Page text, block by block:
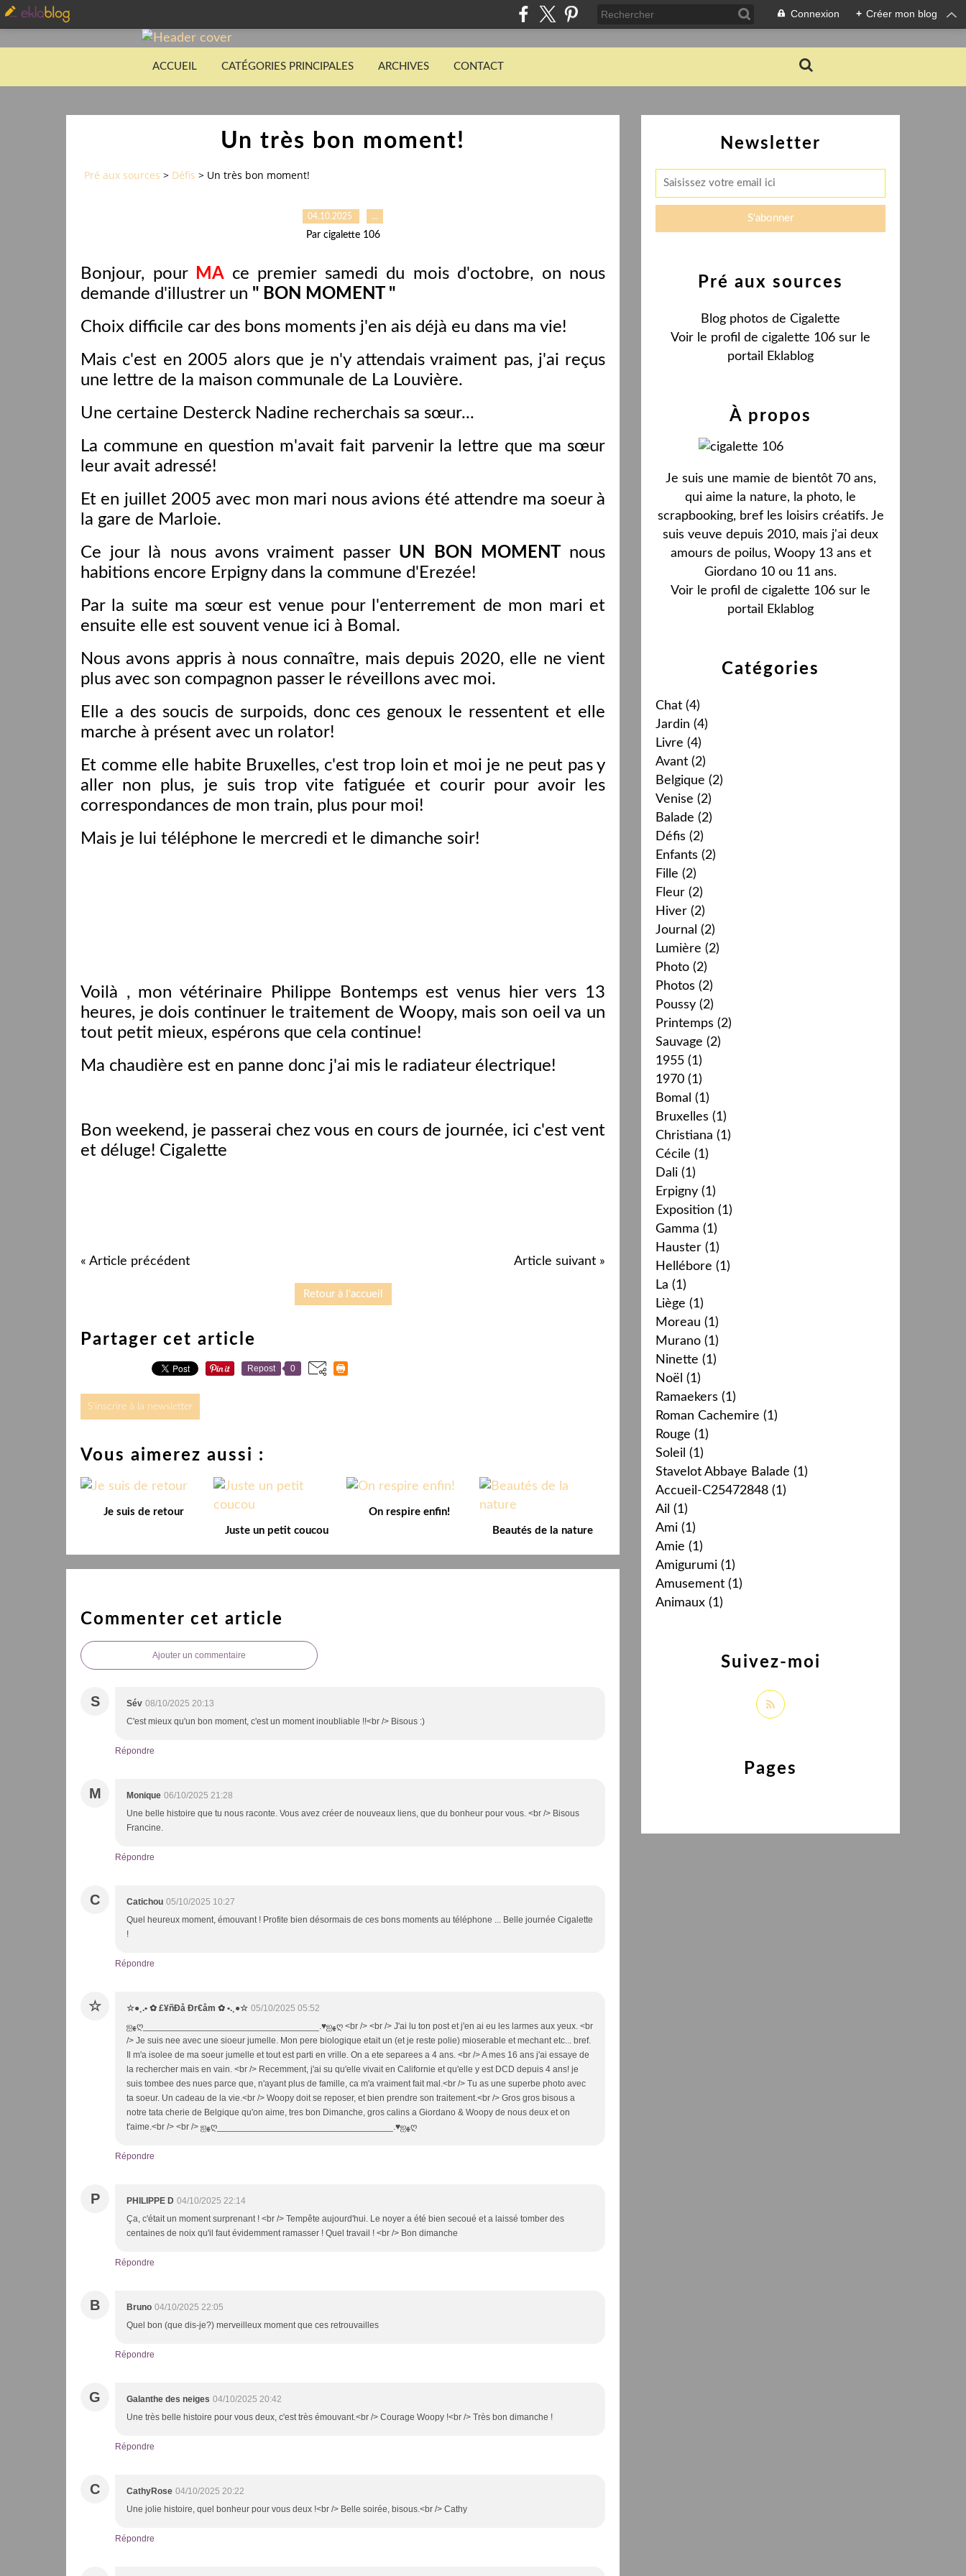
Connexion + Créer mon blog
ACCUEIL CATÉGORIES PRINCIPALES ARCHIVES CONTACT
Un très bon moment!
Pré aux sources > Défis > Un très bon moment!
04.10.2025 …
Par cigalette 106
Bonjour, pour MA ce premier samedi du mois d'octobre, on nous
demande d'illustrer un " BON MOMENT "
Choix difficile car des bons moments j'en ais déjà eu dans ma vie!
Mais c'est en 2005 alors que je n'y attendais vraiment pas, j'ai reçus
une lettre de la maison communale de La Louvière.
Une certaine Desterck Nadine recherchais sa sœur...
La commune en question m'avait fait parvenir la lettre que ma sœur
leur avait adressé!
Et en juillet 2005 avec mon mari nous avions été attendre ma soeur à
la gare de Marloie.
Ce jour là nous avons vraiment passer UN BON MOMENTnous
habitions encore Erpigny dans la commune d'Erezée!
Par la suite ma sœur est venue pour l'enterrement de mon mari et
ensuite elle est souvent venue ici à Bomal.
Nous avons appris à nous connaître, mais depuis 2020, elle ne vient
plus avec son compagnon passer le réveillons avec moi.
Elle a des soucis de surpoids, donc ces genoux le ressentent et elle
marche à présent avec un rolator!
Et comme elle habite Bruxelles, c'est trop loin et moi je ne peut pas y
aller non plus, je suis trop vite fatiguée et courir pour avoir les
correspondances de mon train, plus pour moi!
Mais je lui téléphone le mercredi et le dimanche soir!
Voilà , mon vétérinaire Philippe Bontemps est venus hier vers 13
heures, je dois continuer le traitement de Woopy, mais son oeil va un
tout petit mieux, espérons que cela continue!
Ma chaudière est en panne donc j'ai mis le radiateur électrique!
Bon weekend, je passerai chez vous en cours de journée, ici c'est vent
et déluge! Cigalette
« Article précédent Article suivant »
Retour à l'accueil
Partager cet article
Repost 0
S'inscrire à la newsletter
Vous aimerez aussi :
Je suis de retour
Juste un petit coucou
On respire enfin!
Beautés de la nature
Commenter cet article
Ajouter un commentaire
S Sév 08/10/2025 20:13
C'est mieux qu'un bon moment, c'est un moment inoubliable !!<br /> Bisous :)
Répondre
M Monique 06/10/2025 21:28
Une belle histoire que tu nous raconte. Vous avez créer de nouveaux liens, que du bonheur pour vous. <br /> Bisous
Francine.
Répondre
C Catichou 05/10/2025 10:27
Quel heureux moment, émouvant ! Profite bien désormais de ces bons moments au téléphone ... Belle journée Cigalette
!
Répondre
☆ ☆●¸.• ✿ £¥ñĐå Đr€åm ✿ •.¸●☆ 05/10/2025 05:52
ஐﻬღ___________________________________.♥ஐﻬღ <br /> <br /> J'ai lu ton post et j'en ai eu les larmes aux yeux. <br
/> Je suis nee avec une sioeur jumelle. Mon pere biologique etait un (et je reste polie) mioserable et mechant etc... bref.
Il m'a isolee de ma soeur jumelle et tout est parti en vrille. On a ete separees a 4 ans. <br /> A mes 16 ans j'ai essaye de
la rechercher mais en vain. <br /> Recemment, j'ai su qu'elle vivait en Californie et qu'elle y est DCD depuis 4 ans! je
suis tombee des nues parce que, n'ayant plus de famille, ca m'a vraiment fait mal.<br /> Tu as une superbe photo avec
ta soeur. Un cadeau de la vie.<br /> Woopy doit se reposer, et bien prendre son traitement.<br /> Gros gros bisous a
notre tata cherie de Belgique qu'on aime, tres bon Dimanche, gros calins a Giordano & Woopy de nous deux et on
t'aime.<br /> <br /> ஐﻬღ___________________________________.♥ஐﻬღ
Répondre
P PHILIPPE D 04/10/2025 22:14
Ça, c'était un moment surprenant ! <br /> Tempête aujourd'hui. Le noyer a été bien secoué et a laissé tomber des
centaines de noix qu'il faut évidemment ramasser ! Quel travail ! <br /> Bon dimanche
Répondre
B Bruno 04/10/2025 22:05
Quel bon (que dis-je?) merveilleux moment que ces retrouvailles
Répondre
G Galanthe des neiges 04/10/2025 20:42
Une très belle histoire pour vous deux, c'est très émouvant.<br /> Courage Woopy !<br /> Très bon dimanche !
Répondre
C CathyRose 04/10/2025 20:22
Une jolie histoire, quel bonheur pour vous deux !<br /> Belle soirée, bisous.<br /> Cathy
Répondre
Newsletter
Catégories
Chat (4)
Jardin (4)
Livre (4)
Avant (2)
Belgique (2)
Venise (2)
Balade (2)
Défis (2)
Enfants (2)
Fille (2)
Fleur (2)
Hiver (2)
Journal (2)
Lumière (2)
Photo (2)
Photos (2)
Poussy (2)
Printemps (2)
Sauvage (2)
1955 (1)
1970 (1)
Bomal (1)
Bruxelles (1)
Christiana (1)
Cécile (1)
Dali (1)
Erpigny (1)
Exposition (1)
Gamma (1)
Hauster (1)
Hellébore (1)
La (1)
Liège (1)
Moreau (1)
Murano (1)
Ninette (1)
Noël (1)
Ramaekers (1)
Roman Cachemire (1)
Rouge (1)
Soleil (1)
Stavelot Abbaye Balade (1)
Accueil-C25472848 (1)
Ail (1)
Ami (1)
Amie (1)
Amigurumi (1)
Amusement (1)
Animaux (1)
Pages
Pré aux sources
Blog photos de Cigalette
Voir le profil de cigalette 106 sur le
portail Eklablog
Suivez-moi
À propos
Je suis une mamie de bientôt 70 ans,
qui aime la nature, la photo, le
scrapbooking, bref les loisirs créatifs. Je
suis veuve depuis 2010, mais j'ai deux
amours de poilus, Woopy 13 ans et
Giordano 10 ou 11 ans.
Voir le profil de cigalette 106 sur le
portail Eklablog